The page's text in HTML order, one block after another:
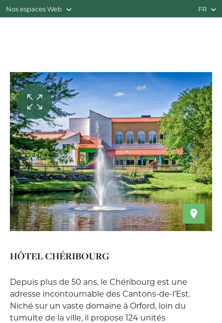
Nos espaces Web FR
HÔTEL CHÉRIBOURG
Depuis plus de 50 ans, le Chéribourg est une
adresse incontournable des Cantons-de-l’Est.
Niché sur un vaste domaine à Orford, loin du
tumulte de la ville, il propose 124 unités